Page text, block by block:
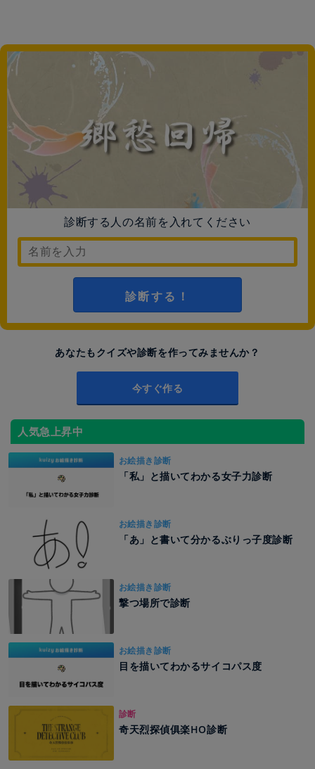
診断する人の名前を入れてください
診断する！
あなたもクイズや診断を作ってみませんか？
今すぐ作る
人気急上昇中
お絵描き診断
「私」と描いてわかる女子力診断
お絵描き診断
「あ」と書いて分かるぶりっ子度診断
お絵描き診断
撃つ場所で診断
お絵描き診断
目を描いてわかるサイコパス度
診断
奇天烈探偵俱楽HO診断